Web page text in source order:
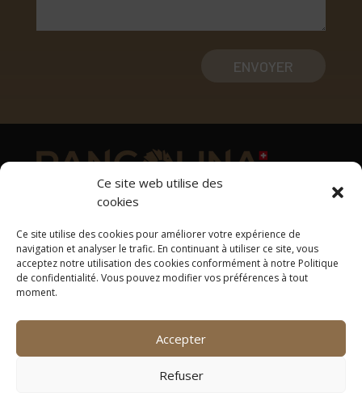
Ce site web utilise des
cookies
Ce site utilise des cookies pour améliorer votre expérience de
navigation et analyser le trafic. En continuant à utiliser ce site, vous
acceptez notre utilisation des cookies conformément à notre Politique
de confidentialité. Vous pouvez modifier vos préférences à tout
moment.
Accepter
Refuser
ENVOYER
Adresse
1169 Yens
Tél: +41 78 637 33 00
contact@pangolina.com